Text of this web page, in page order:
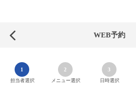
WEB予約
1
担当者選択
2
メニュー選択
3
日時選択